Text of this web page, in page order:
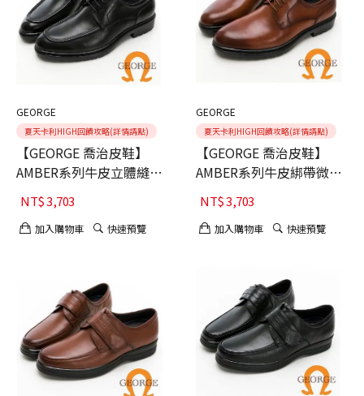
GEORGE
夏天卡利HIGH回饋攻略(詳情請點)
【GEORGE 喬治皮鞋】
AMBER系列牛皮立體縫線
微空調氣墊皮鞋-黑40
NT$3,703
加入購物車 快速預覽
GEORGE
夏天卡利HIGH回饋攻略(詳情請點)
【GEORGE 喬治皮鞋】
AMBER系列牛皮綁帶微空
調氣墊皮鞋-棕40
NT$3,703
加入購物車 快速預覽